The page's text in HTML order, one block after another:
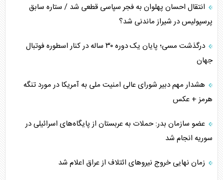
انتقال احسان پهلوان به فجر سپاسی قطعی شد / ستاره سابق
پرسپولیس در شیراز ماندنی شد؟
درگذشت مسی؛ پایان یک دوره ۳۰ ساله در کنار اسطوره فوتبال
جهان
هشدار مهم دبیر شورای عالی امنیت ملی به آمریکا در مورد تنگه
هرمز + عکس
عضو سازمان بدر: حملات به عربستان از پایگاه‌های اسرائیلی در
سوریه انجام شد
زمان نهایی خروج نیرو‌های ائتلاف از عراق اعلام شد